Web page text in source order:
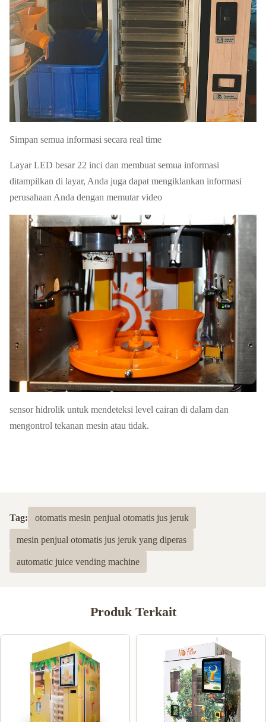
Simpan semua informasi secara real time
Layar LED besar 22 inci dan membuat semua informasi
ditampilkan di layar, Anda juga dapat mengiklankan informasi
perusahaan Anda dengan memutar video
sensor hidrolik untuk mendeteksi level cairan di dalam dan
mengontrol tekanan mesin atau tidak.
Tag: otomatis mesin penjual otomatis jus jeruk
mesin penjual otomatis jus jeruk yang diperas
automatic juice vending machine
Produk Terkait